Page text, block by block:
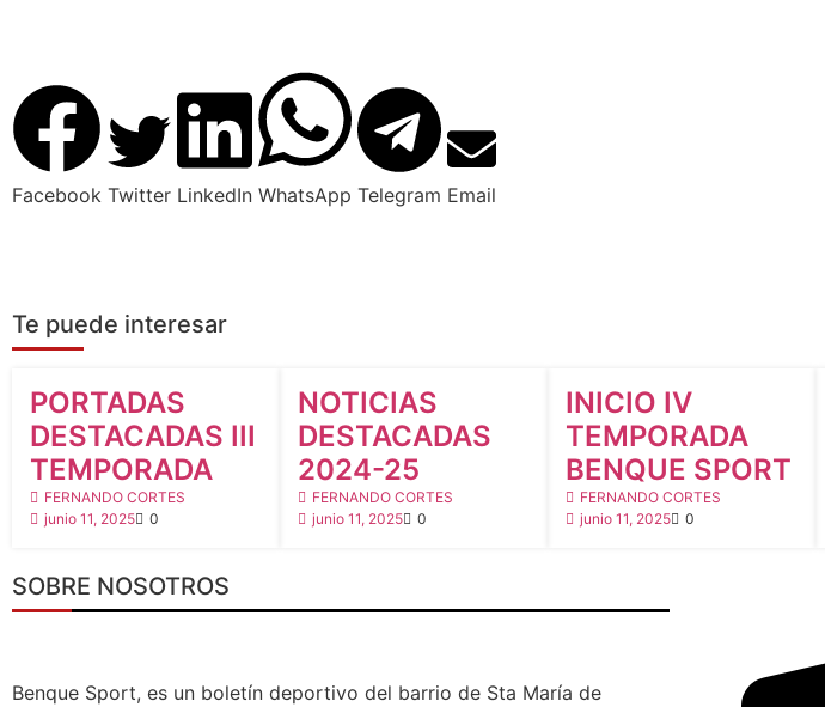
Facebook Twitter LinkedIn WhatsApp Telegram Email
Te puede interesar
NOTICIAS POLIDEPORTIVAS
PORTADAS
DESTACADAS III
TEMPORADA
FERNANDO CORTES
junio 11, 2025
0
NOTICIAS
DESTACADAS
2024-25
FERNANDO CORTES
junio 11, 2025
0
INICIO IV
TEMPORADA
BENQUE SPORT
FERNANDO CORTES
junio 11, 2025
0
SOBRE NOSOTROS
Benque Sport, es un boletín deportivo del barrio de Sta María de